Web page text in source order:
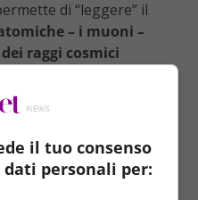
di “leggere” il
– i muoni –
raggi cosmici
differenti quando si
quando attraversano le
di svelare la presenza
il tuo consenso
personali per: